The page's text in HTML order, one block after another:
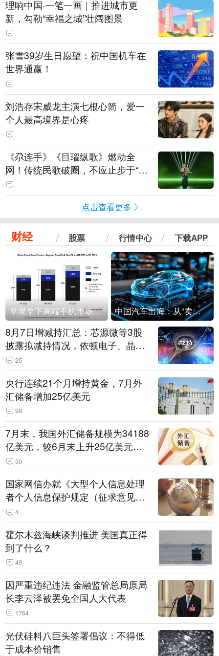
理响中国·一笔一画｜推进城市更
新，勾勒“幸福之城”壮阔图景
张雪39岁生日愿望：祝中国机车在
世界通赢！
刘浩存宋威龙主演七根心简，爱一
个人最高境界是心疼
《尕连手》《目瑙纵歌》燃动全
网！传统民歌破圈，不应止步于“上
头”
点击查看更多
财经 股票 行情中心 下载APP
苹果拿下高端手机市场65%的份额：iPhone 17系列功不可没 中国汽车出海：从“卖出去”到“走进去”
8月7日增减持汇总：芯源微等3股
披露拟减持情况，依顿电子、晶华
微拟增持（表）
25
央行连续21个月增持黄金，7月外
汇储备增加25亿美元
99
7月末，我国外汇储备规模为34188
亿美元，较6月末上升25亿美元，
升幅为0.07%
50
国家网信办就《大型个人信息处理
者个人信息保护规定（征求意见
稿）》公开征求意见
4
霍尔木兹海峡谈判推进 美国真正得
到了什么？
49
因严重违纪违法 金融监管总局原局
长李云泽被罢免全国人大代表
1764
光伏硅料八巨头签署倡议：不得低
于成本价销售